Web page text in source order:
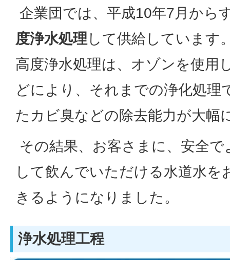
企業団では、平成10年7月から
度浄水処理 して供給しています
高度浄水処理は、オゾンを使用
どにより、それまでの浄化処理
たカビ臭などの除去能力が大幅
その結果、お客さまに、安全
して飲んでいただける水道水を
きるようになりました。
浄水処理工程